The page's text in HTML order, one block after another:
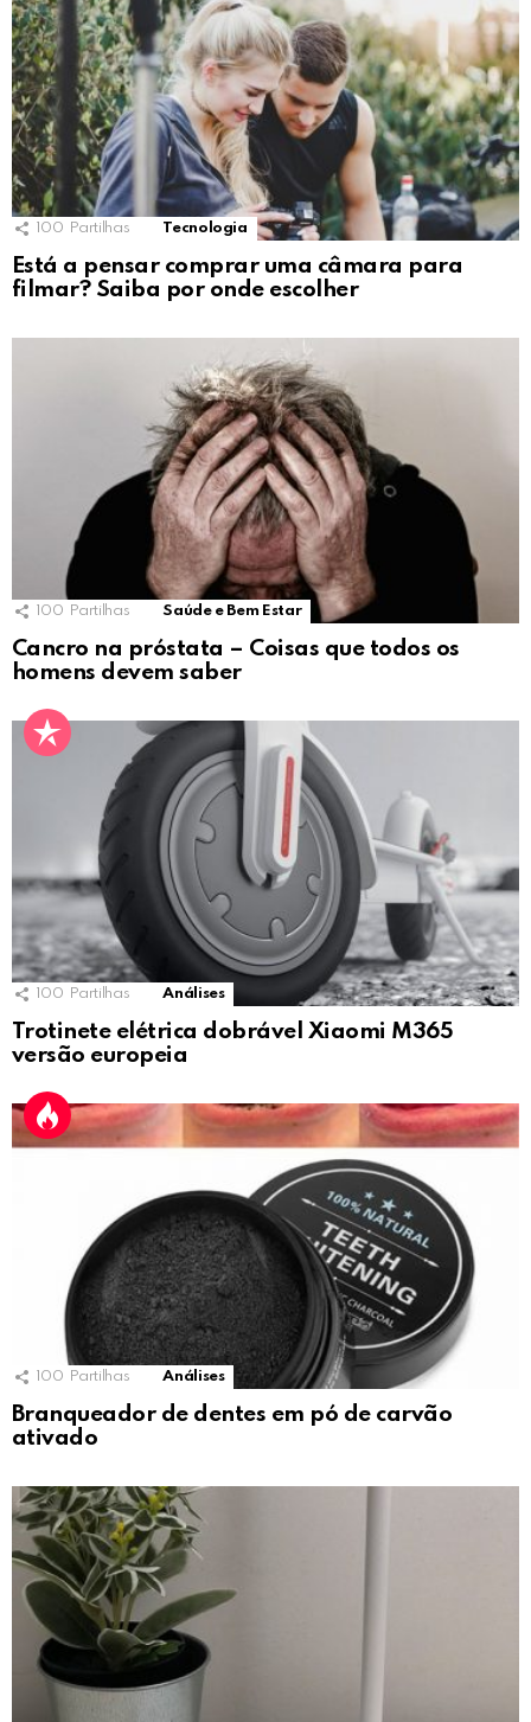
100 Partilhas Tecnologia
Está a pensar comprar uma câmara para
filmar? Saiba por onde escolher
100 Partilhas Saúde e Bem Estar
Cancro na próstata – Coisas que todos os
homens devem saber
100 Partilhas Análises
Trotinete elétrica dobrável Xiaomi M365
versão europeia
100 Partilhas Análises
Branqueador de dentes em pó de carvão
ativado